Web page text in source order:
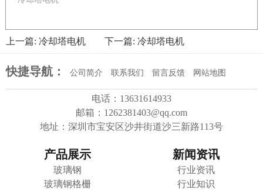
上一篇: 冷却塔电机 下一篇: 冷却塔电机
快捷导航： 公司简介 联系我们 留言反馈 网站地图
电话：13631614933
邮箱：1262381403@qq.com
地址：深圳市宝安区沙井街道沙三新路113号
产品展示
玻璃钢
玻璃钢格栅
新闻资讯
行业资讯
行业知识